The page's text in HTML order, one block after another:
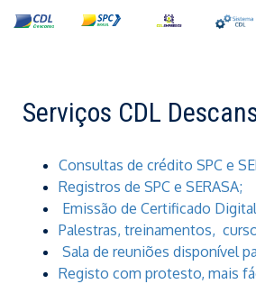
Serviços CDL
Consultas de crédito SPC e
Registros de SPC e SERASA;
Emissão de Certificado
Palestras, treinamentos,
Sala de reuniões disponível
Registo com protesto, mais